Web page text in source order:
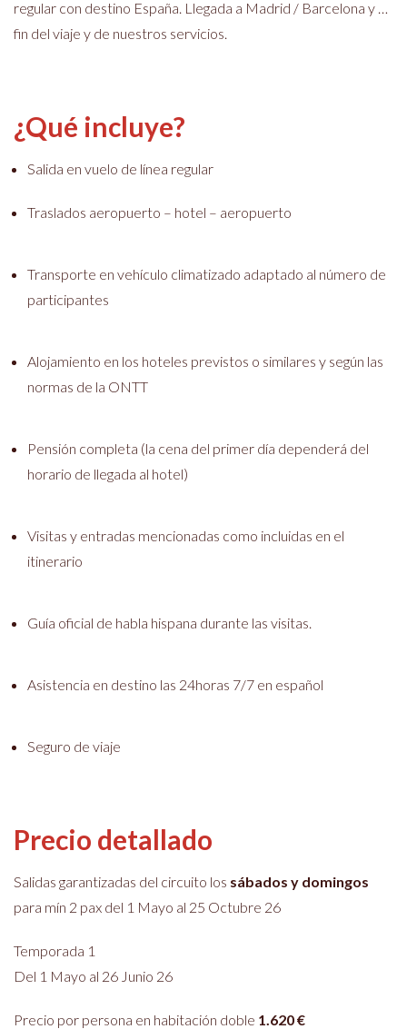
regular con destino España. Llegada a Madrid / Barcelona y …
fin del viaje y de nuestros servicios.
¿Qué incluye?
Salida en vuelo de línea regular
Traslados aeropuerto – hotel – aeropuerto
Transporte en vehículo climatizado adaptado al número de
participantes
Alojamiento en los hoteles previstos o similares y según las
normas de la ONTT
Pensión completa (la cena del primer día dependerá del
horario de llegada al hotel)
Visitas y entradas mencionadas como incluidas en el
itinerario
Guía oficial de habla hispana durante las visitas.
Asistencia en destino las 24horas 7/7 en español
Seguro de viaje
Precio detallado
Salidas garantizadas del circuito los sábados y domingos
para mín 2 pax del 1 Mayo al 25 Octubre 26
Temporada 1
Del 1 Mayo al 26 Junio 26
Precio por persona en habitación doble 1.620€